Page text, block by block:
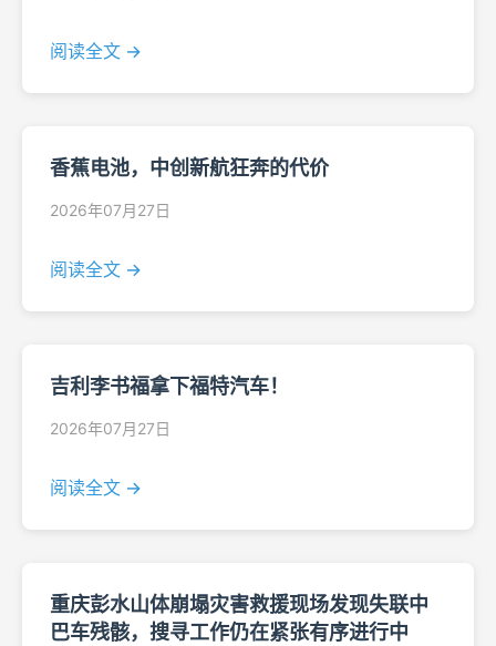
阅读全文 →
香蕉电池，中创新航狂奔的代价
2026年07月27日
阅读全文 →
吉利李书福拿下福特汽车！
2026年07月27日
阅读全文 →
重庆彭水山体崩塌灾害救援现场发现失联中
巴车残骸，搜寻工作仍在紧张有序进行中